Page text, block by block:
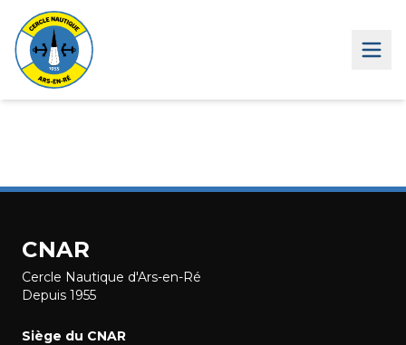
CNAR
Cercle Nautique d'Ars-en-Ré
Depuis 1955
Siège du CNAR